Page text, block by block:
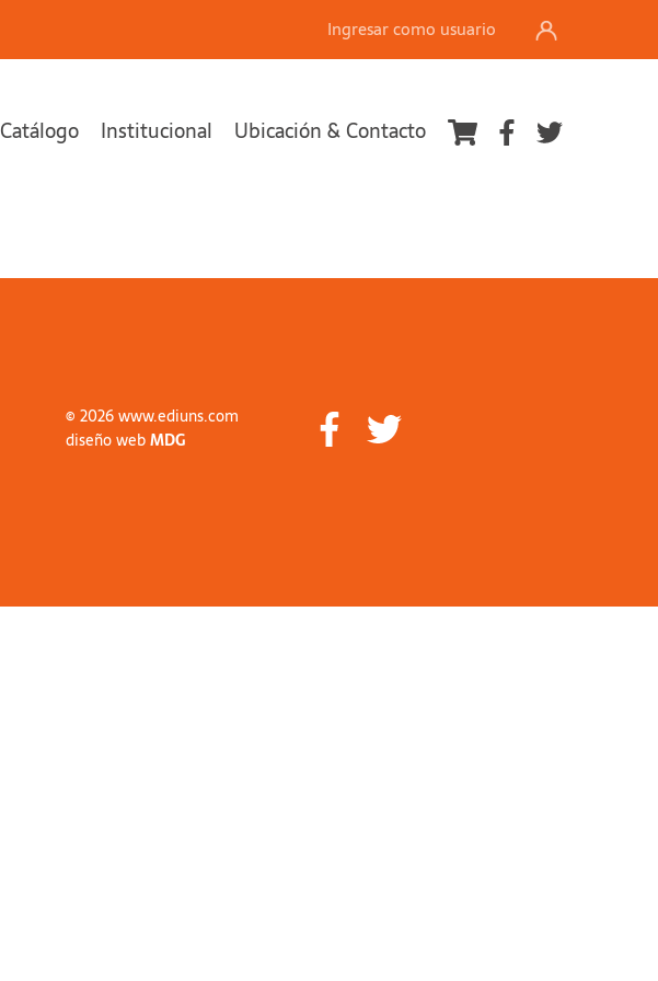
Ingresar como usuario
Catálogo Institucional Ubicación & Contacto
© 2026 www.ediuns.com
diseño webMDG